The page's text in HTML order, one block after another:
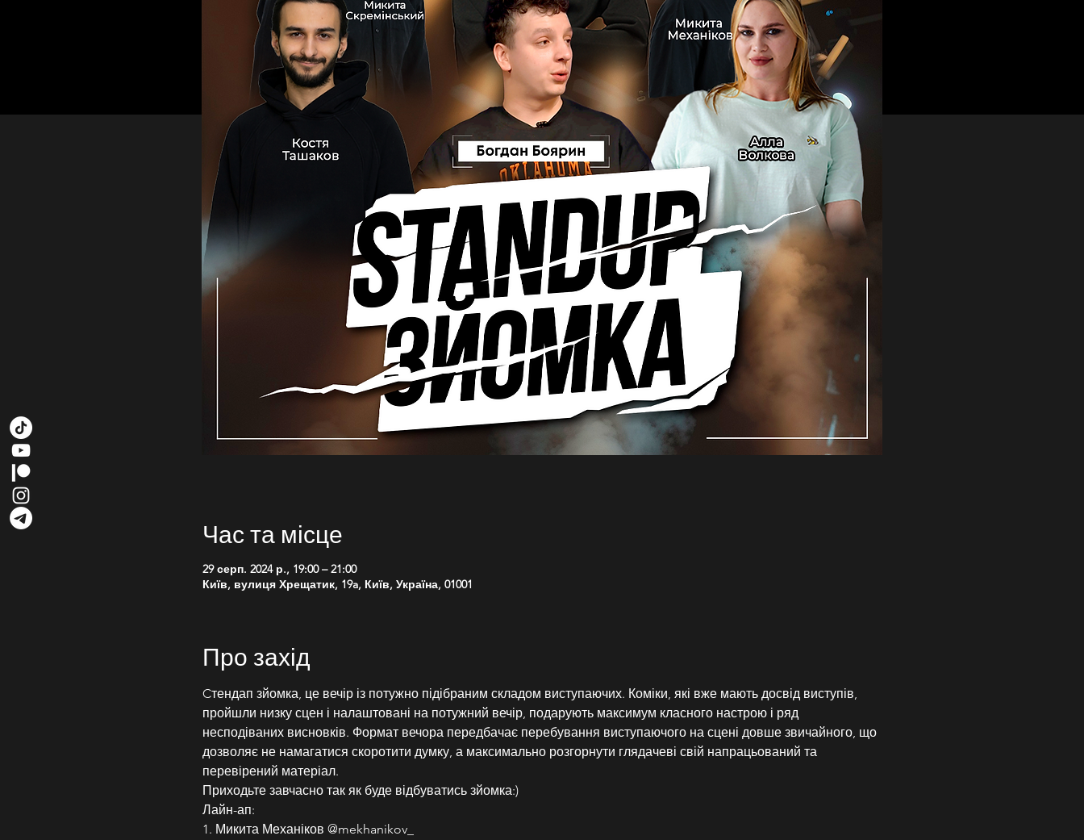
Час та місце
29 серп. 2024 р., 19:00 – 21:00
Київ, вулиця Хрещатик, 19a, Київ, Україна, 01001
Про захід
Cтендап зйомка, це вечір із потужно підібраним складом виступаючих. Коміки, які вже мають досвід виступів,
пройшли низку сцен і налаштовані на потужний вечір, подарують максимум класного настрою і ряд
несподіваних висновків. Формат вечора передбачає перебування виступаючого на сцені довше звичайного, що
дозволяє не намагатися скоротити думку, а максимально розгорнути глядачеві свій напрацьований та
перевірений матеріал.
Приходьте завчасно так як буде відбуватись зйомка:)
Лайн-ап:
1. Микита Механіков @mekhanikov_